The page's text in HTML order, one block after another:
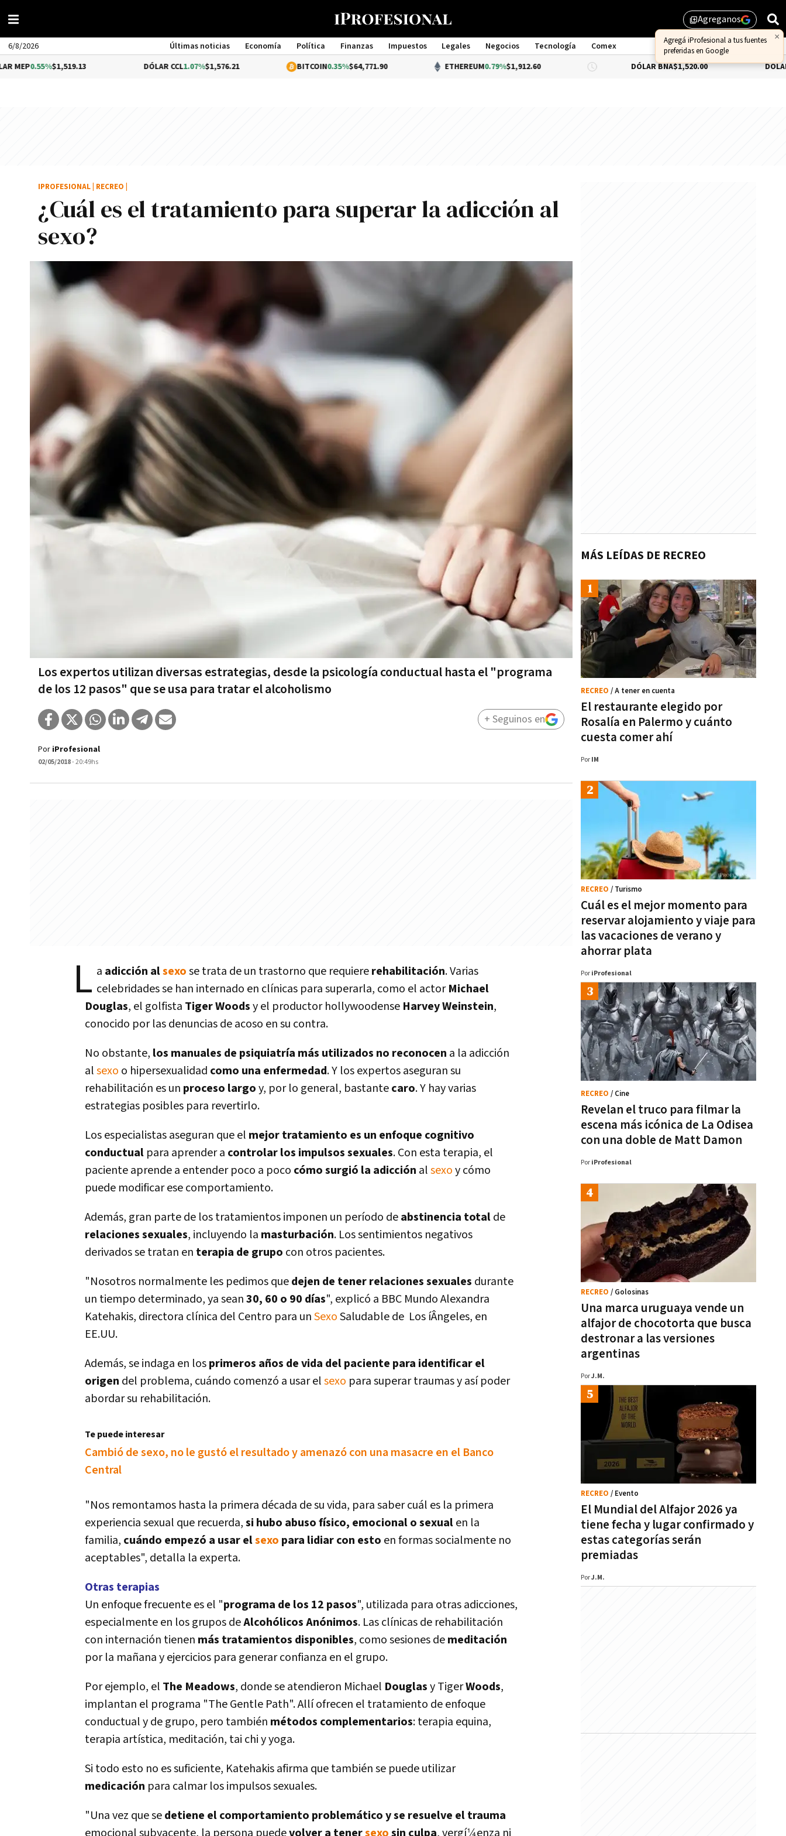
library_addAgreganos
×
Agregá iProfesional a tus fuentes
preferidas en Google
6/8/2026 Últimas noticias Economía Política Finanzas Impuestos Legales Negocios Tecnología
Comex
Management
$1,519.13 1.07%$1,576.21 0.35%$64,771.90 ETHEREUM 0.79%$1,912.60 DÓLAR BNA $1,520.00 DÓLAR BLUE-
¿Cuál es el tratamiento para superar la adicción al
sexo?
Los expertos utilizan diversas estrategias, desde la psicología conductual hasta el "programa
de los 12 pasos" que se usa para tratar el alcoholismo
IPROFESIONAL RECREO
Por iProfesional
02/05/2018- 20:49hs
+ Seguinos en
L a adicción alsexose trata de un trastorno que requiererehabilitación. Varias
celebridades se han internado en clí­nicas para superarla, como el actorMichael
Douglas, el golfista Tiger Woodsy el productor hollywoodense Harvey Weinstein,
conocido por las denuncias de acoso en su contra.
No obstante, los manuales de psiquiatrí­a más utilizados no reconocen a la adicción
alsexo o hipersexualidad como una enfermedad. Y los expertos aseguran su
rehabilitación es un proceso largoy, por lo general, bastantecaro. Y hay varias
estrategias posibles para revertirlo.
Los especialistas aseguran que el mejor tratamiento es un enfoque cognitivo
conductual para aprender a controlar los impulsos sexuales. Con esta terapia, el
paciente aprende a entender poco a poco cómo surgió la adicción alsexoy cómo
puede modificar ese comportamiento.
Además, gran parte de los tratamientos imponen un perí­odo deabstinencia totalde
relaciones sexuales, incluyendo la masturbación. Los sentimientos negativos
derivados se tratan en terapia de grupo con otros pacientes.
"Nosotros normalmente les pedimos quedejen de tener relaciones sexuales durante
un tiempo determinado, ya sean30, 60 o 90 dí­as", explicó a BBC Mundo Alexandra
Katehakis, directora clí­nica del Centro para unSexoSaludable de Los íÂngeles, en
EE.UU.
Además, se indaga en losprimeros años de vida del paciente para identificar el
origen del problema, cuándo comenzó a usar elsexo para superar traumas y así­ poder
abordar su rehabilitación.
Te puede interesar
Cambió de sexo, no le gustó el resultado y amenazó con una masacre en el Banco
Central
"Nos remontamos hasta la primera década de su vida, para saber cuál es la primera
experiencia sexual que recuerda,si hubo abuso fí­sico, emocional o sexualen la
familia, cuándo empezó a usar elsexo para lidiar con esto en formas socialmente no
aceptables", detalla la experta.
Otras terapias
Un enfoque frecuente es el "programa de los 12 pasos", utilizada para otras adicciones,
especialmente en los grupos deAlcohólicos Anónimos. Las clí­nicas de rehabilitación
con internación tienen más tratamientos disponibles, como sesiones demeditación
por la mañana y ejercicios para generar confianza en el grupo.
Por ejemplo, el The Meadows, donde se atendieron Michael Douglasy TigerWoods,
implantan el programa "The Gentle Path". Allí­ ofrecen el tratamiento de enfoque
conductual y de grupo, pero también métodos complementarios: terapia equina,
terapia artí­stica, meditación, tai chi y yoga.
Si todo esto no es suficiente, Katehakis afirma que también se puede utilizar
medicación para calmar los impulsos sexuales.
"Una vez que sedetiene el comportamiento problemático y se resuelve el trauma
MÁS LEÍDAS DE RECREO
El restaurante elegido por
Rosalía en Palermo y cuánto
cuesta comer ahí
RECREO / A tener en cuenta
Por IM
Cuál es el mejor momento para
reservar alojamiento y viaje para
las vacaciones de verano y
ahorrar plata
RECREO / Turismo
Por iProfesional
Revelan el truco para filmar la
escena más icónica de La Odisea
con una doble de Matt Damon
RECREO / Cine
Por iProfesional
Una marca uruguaya vende un
alfajor de chocotorta que busca
destronar a las versiones
argentinas
RECREO / Golosinas
PorJ.M.
El Mundial del Alfajor 2026 ya
tiene fecha y lugar confirmado y
estas categorías serán
premiadas
RECREO / Evento
PorJ.M.